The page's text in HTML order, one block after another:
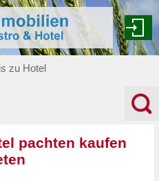
zu Hotel
pachten kaufen